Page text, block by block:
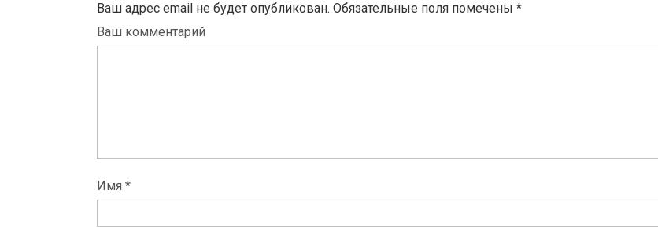
Ваш адрес email не будет опубликован. Обязательные поля помечены *
Ваш комментарий
Имя *